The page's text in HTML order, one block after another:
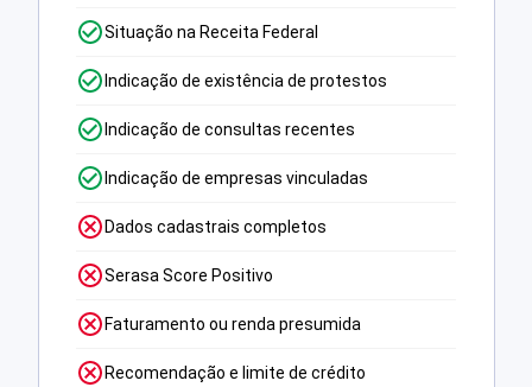
Situação na Receita Federal
Indicação de existência de protestos
Indicação de consultas recentes
Indicação de empresas vinculadas
Dados cadastrais completos
Serasa Score Positivo
Faturamento ou renda presumida
Recomendação e limite de crédito